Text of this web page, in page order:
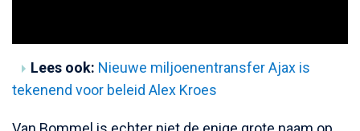
Lees ook: Nieuwe miljoenentransfer Ajax is
tekenend voor beleid Alex Kroes